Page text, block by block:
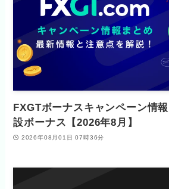
FXGTボーナスキャンペーン情
設ボーナス【2026年8月】
2026年08月01日 07時36分